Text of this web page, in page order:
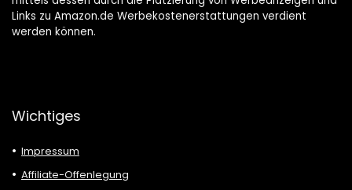
Links zu Amazon.de Werbekostenerstattungen verdient
werden können.
Wichtiges
Impressum
Affiliate-Offenlegung